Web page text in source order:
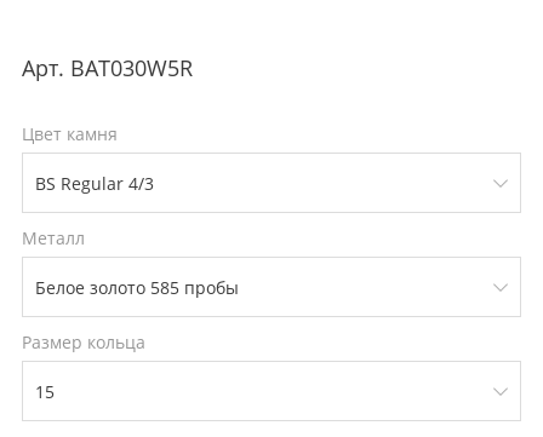
Арт. BAT030W5R
Цвет камня
Металл
Размер кольца